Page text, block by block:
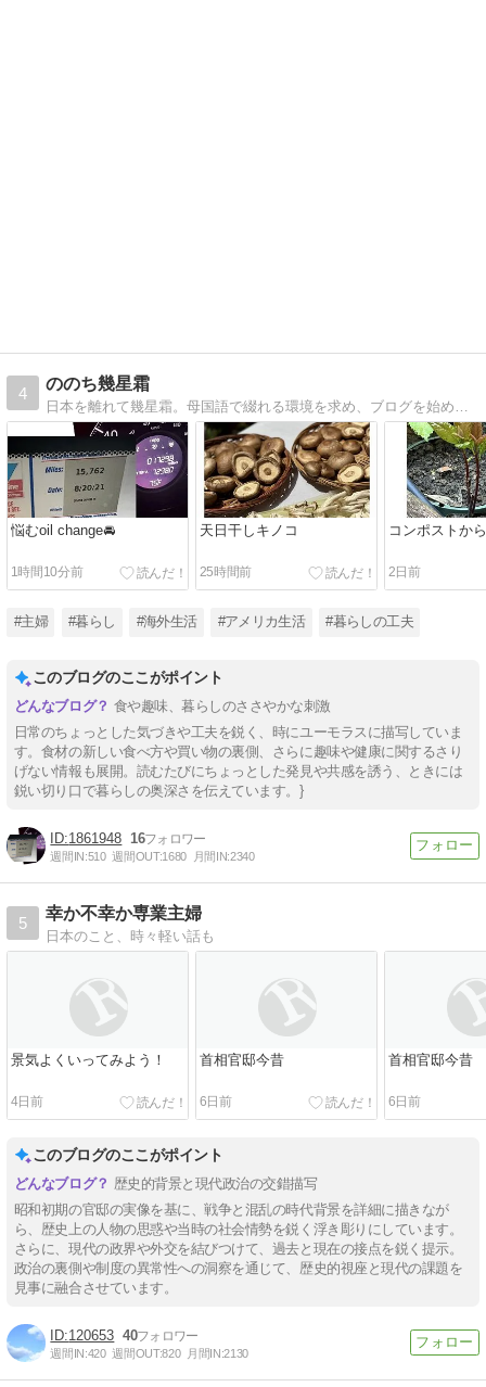
4
ののち幾星霜
悩むoil change🚘
1時間10分前
天日干しキノコ
25時間前
コンポストか
2日前
#主婦 #暮らし #海外生活 #アメリカ生活 #暮らしの工夫
このブログのここがポイント
食や趣味、暮らしのささやかな刺激
日常のちょっとした気づきや工夫を鋭く、時にユーモラスに描写していま
す。食材の新しい食べ方や買い物の裏側、さらに趣味や健康に関するさり
げない情報も展開。読むたびにちょっとした発見や共感を誘う、ときには
鋭い切り口で暮らしの奥深さを伝えています。}
1861948 16
週間IN:510 週間OUT:1680 月間IN:2340
5
幸か不幸か専業主婦
日本のこと、時々軽い話も
景気よくいってみよう！
4日前
首相官邸今昔
6日前
首相官邸今昔
6日前
このブログのここがポイント
歴史的背景と現代政治の交錯描写
昭和初期の官邸の実像を基に、戦争と混乱の時代背景を詳細に描きなが
ら、歴史上の人物の思惑や当時の社会情勢を鋭く浮き彫りにしています。
さらに、現代の政界や外交を結びつけて、過去と現在の接点を鋭く提示。
政治の裏側や制度の異常性への洞察を通じて、歴史的視座と現代の課題を
見事に融合させています。
120653 40
週間IN:420 週間OUT:820 月間IN:2130